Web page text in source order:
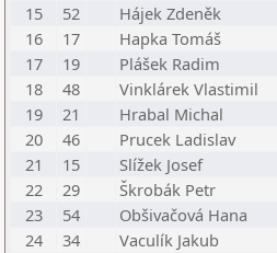
15
52 Hájek Zdeněk
16
17 Hapka Tomáš
17
19 Plášek Radim
18
48 Vinklárek Vlastimil
19
21 Hrabal Michal
20
46 Prucek Ladislav
21
15 Slížek Josef
22
29 Škrobák Petr
23
54 Obšivačová Hana
24
34 Vaculík Jakub